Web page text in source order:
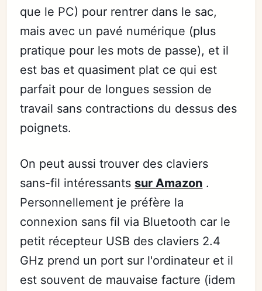
que le PC) pour rentrer dans le sac,
mais avec un pavé numérique (plus
pratique pour les mots de passe), et il
est bas et quasiment plat ce qui est
parfait pour de longues session de
travail sans contractions du dessus des
poignets.
On peut aussi trouver des claviers
sans-fil intéressants sur Amazon .
Personnellement je préfère la
connexion sans fil via Bluetooth car le
petit récepteur USB des claviers 2.4
GHz prend un port sur l'ordinateur et il
est souvent de mauvaise facture (idem